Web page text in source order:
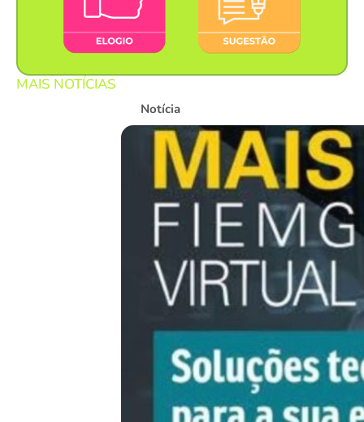
MAIS NOTÍCIAS
Notícia